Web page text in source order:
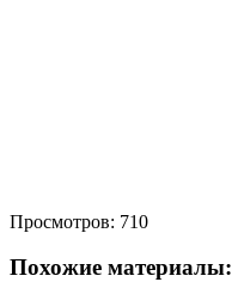
Просмотров: 710
Похожие материалы: